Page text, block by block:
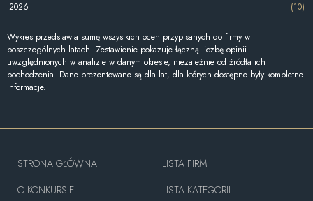
2026 (10)
Wykres przedstawia sumę wszystkich ocen przypisanych do firmy w
poszczególnych latach. Zestawienie pokazuje łączną liczbę opinii
uwzględnionych w analizie w danym okresie, niezależnie od źródła ich
pochodzenia. Dane prezentowane są dla lat, dla których dostępne były kompletne
informacje.
STRONA GŁÓWNA
O KONKURSIE
LISTA FIRM
LISTA KATEGORII